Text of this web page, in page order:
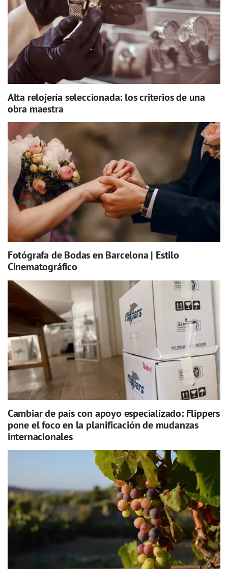
Alta relojería seleccionada: los criterios de una
obra maestra
Fotógrafa de Bodas en Barcelona | Estilo
Cinematográfico
Cambiar de país con apoyo especializado: Flippers
pone el foco en la planificación de mudanzas
internacionales